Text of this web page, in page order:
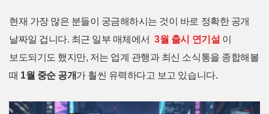
현재 가장 많은 분들이 궁금해하시는 것이 바로 정확한 공개
날짜일 겁니다. 최근 일부 매체에서
3월 출시 연기설 이
보도되기도 했지만, 저는 업계 관행과 최신 소식통을 종합해볼
때 1월 중순 공개가 훨씬 유력하다고 보고 있습니다.